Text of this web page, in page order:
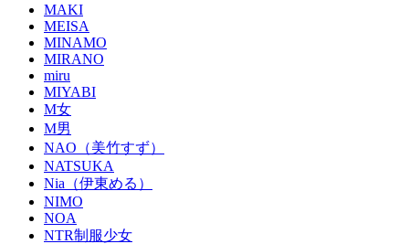
MAKI
MEISA
MINAMO
MIRANO
miru
MIYABI
M女
M男
NAO（美竹すず）
NATSUKA
Nia（伊東める）
NIMO
NOA
NTR制服少女